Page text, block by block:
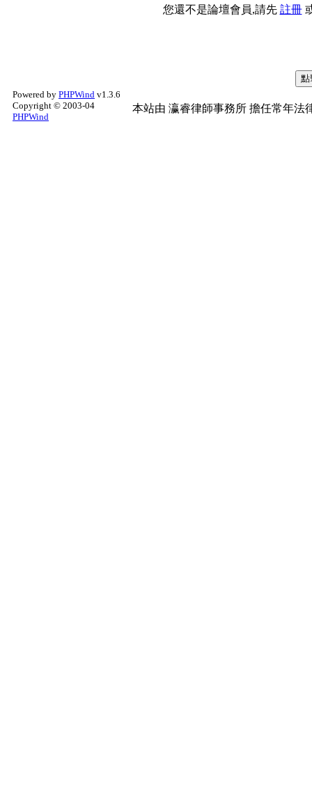
您還不是論壇會員,請先 註冊
Powered by PHPWind v1.3.6
Copyright © 2003-04
PHPWind
本站由 瀛睿律師事務所 擔任常年法